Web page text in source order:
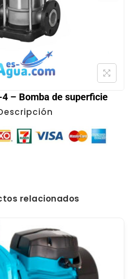
4 – Bomba de superficie
relacionados